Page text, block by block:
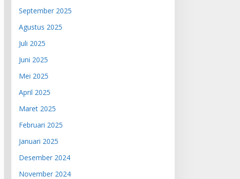
September 2025
Agustus 2025
Juli 2025
Juni 2025
Mei 2025
April 2025
Maret 2025
Februari 2025
Januari 2025
Desember 2024
November 2024